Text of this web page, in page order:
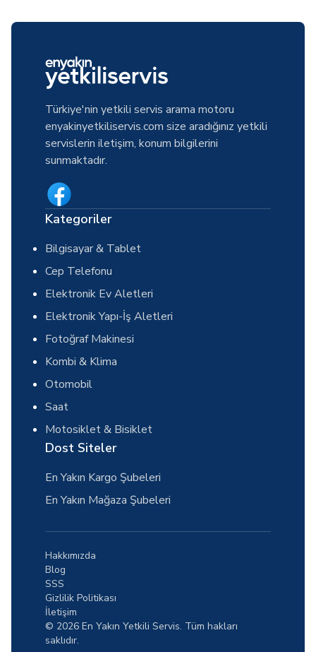
Türkiye'nin yetkili servis arama motoru
enyakinyetkiliservis.com size aradığınız yetkili
servislerin iletişim, konum bilgilerini
sunmaktadır.
Kategoriler
Bilgisayar & Tablet
Cep Telefonu
Elektronik Ev Aletleri
Elektronik Yapı-İş Aletleri
Fotoğraf Makinesi
Kombi & Klima
Otomobil
Saat
Motosiklet & Bisiklet
Dost Siteler
En Yakın Kargo Şubeleri
En Yakın Mağaza Şubeleri
© 2026 En Yakın Yetkili Servis. Tüm hakları
saklıdır.
Hakkımızda
Blog
SSS
Gizlilik Politikası
İletişim